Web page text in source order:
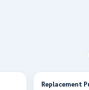
Replacement